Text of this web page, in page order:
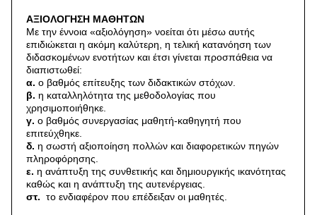
ΑΞΙΟΛΟΓΗΣΗ ΜΑΘΗΤΩΝ
Με την έννοια «αξιολόγηση» νοείται ότι μέσω αυτής
επιδιώκεται η ακόμη καλύτερη, η τελική κατανόηση των
διδασκομένων ενοτήτων και έτσι γίνεται προσπάθεια να
διαπιστωθεί:
α. ο βαθμός επίτευξης των διδακτικών στόχων.
β. η καταλληλότητα της μεθοδολογίας που
χρησιμοποιήθηκε.
γ. ο βαθμός συνεργασίας μαθητή-καθηγητή που
επιτεύχθηκε.
δ. η σωστή αξιοποίηση πολλών και διαφορετικών πηγών
πληροφόρησης.
ε. η ανάπτυξη της συνθετικής και δημιουργικής ικανότητας
καθώς και η ανάπτυξη της αυτενέργειας.
στ. το ενδιαφέρον που επέδειξαν οι μαθητές.